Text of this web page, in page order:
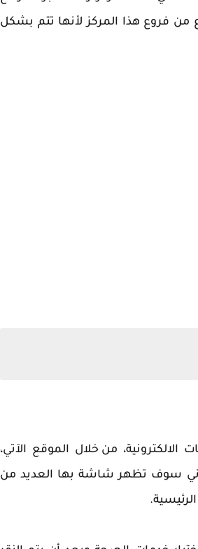
من فروع هذا المركز لأنها تتم بشكل
من خلال الموقع الآتي،
سوف تظهر شاشة بها العديد من